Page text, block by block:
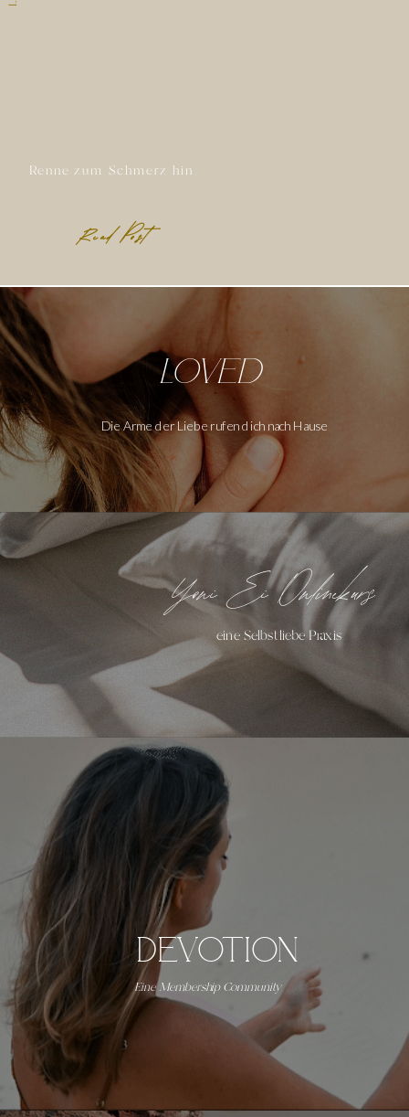
Read Post
Renne zum Schmerz hin
Loved
Devotion
Eine Membership Community
Yoni Ei Onlinekurs
eine Selbstliebe Praxis
Die Arme der Liebe rufen dich nach Hause